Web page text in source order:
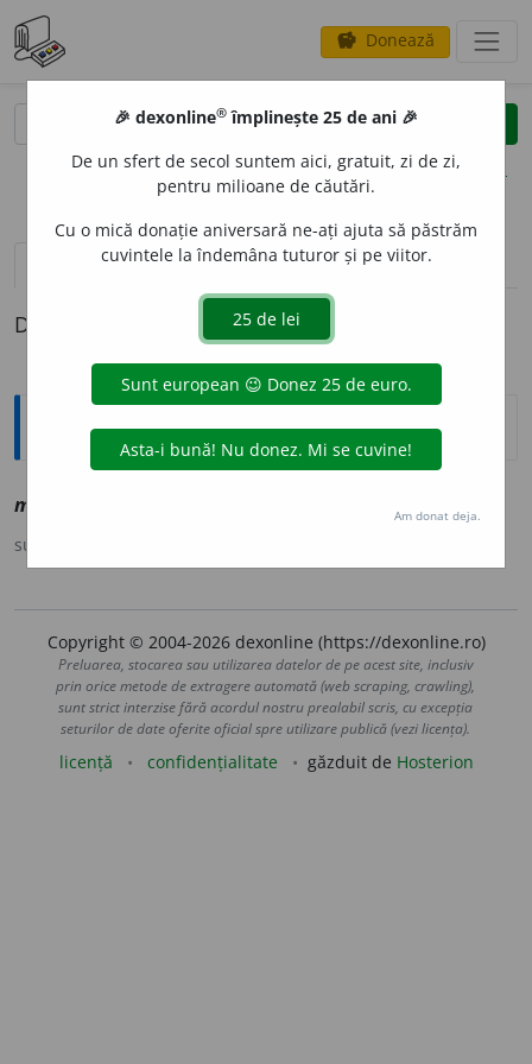
savings Donează
clear
opțiuni
definiții (1)
Definiția cu ID-ul 1149516:
Explicative DEX
mog
sursa:
Copyright © 2004-2026 dexonline (https://dexonline.ro)
Preluarea, stocarea sau utilizarea datelor de pe acest site, inclusiv
prin orice metode de extragere automată (web scraping, crawling),
sunt strict interzise fără acordul nostru prealabil scris, cu excepția
seturilor de date oferite oficial spre utilizare publică (vezi licența).
licență confidențialitate găzduit de Hosterion
🎉 dexonline® împlinește 25 de ani 🎉
De un sfert de secol suntem aici, gratuit, zi de zi,
pentru milioane de căutări.
Cu o mică donație aniversară ne-ați ajuta să păstrăm
cuvintele la îndemâna tuturor și pe viitor.
Am donat deja.